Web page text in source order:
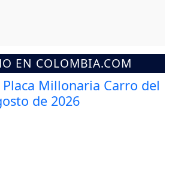
EN COLOMBIA.COM